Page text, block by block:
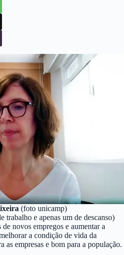
(foto unicamp)
trabalho e apenas um de descanso)
novos empregos e aumentar a
a condição de vida da
as empresas e bom para a população.